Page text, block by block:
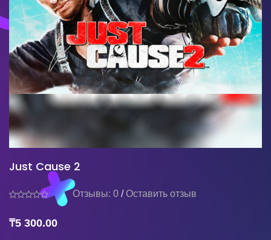
Just Cause 2
Отзывы: 0 /Оставить отзыв
₸5 300.00